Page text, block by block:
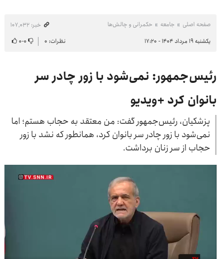
صفحه اصلی جامعه حکمرانی و چالش‌ها
خبر: ۱۰۷٬۰۳۲
یکشنبه ۱۹ مرداد ۱۴۰۴ - ۱۷:۲۰
نظرات: ۰ ۰-۰
رئیس‌جمهور: نمی‌شود با زور چادر سر
بانوان کرد +ویدیو
پزشکیان، رئیس‌جمهور گفت: من معتقد به حجاب هستم؛‌ اما
نمی‌شود با زور چادر سر بانوان کرد،‌ همانطور که نشد با زور
حجاب از سر زنان برداشت.